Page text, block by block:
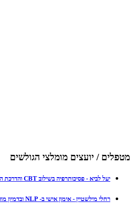
מטפלים / יועצים מומלצי הגולשים
יעל לביא - פסיכותרפיה בשילוב CBT והדרכת הורים בתל אביב
רחלי מילשטיין - אימון אישי ב- NLP ובדמיון מודרך ביוקנעם